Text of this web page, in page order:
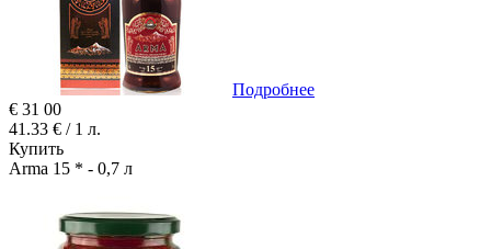
Подробнее
€ 31 00
41.33 € / 1 л.
Купить
Arma 15 * - 0,7 л